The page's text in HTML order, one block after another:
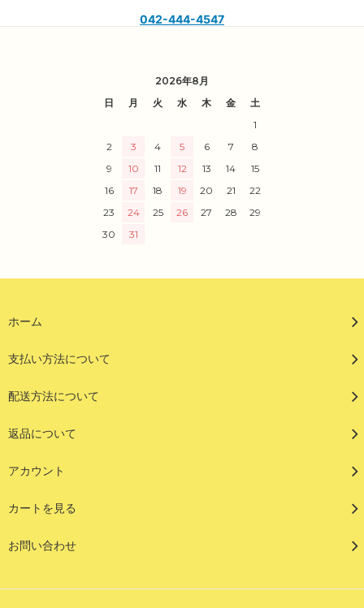
042-444-4547
2026年8月
日
月 火 水 木 金
土
1
2
3 4 5 6 7
8
9
10 11 12 13 14
15
16
17 18 19 20 21
22
23
24 25 26 27 28
29
30
31
ホーム
支払い方法について
配送方法について
返品について
アカウント
カートを見る
お問い合わせ